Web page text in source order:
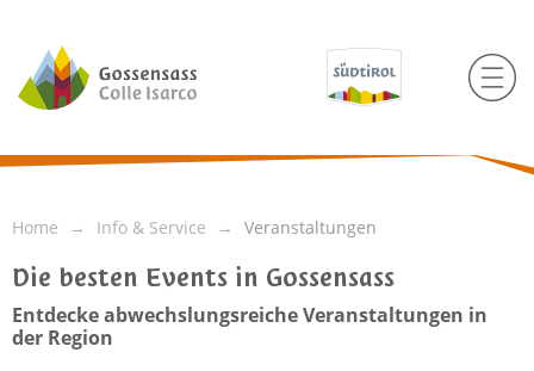
Home Info & Service Veranstaltungen
Die besten Events in Gossensass
Entdecke abwechslungsreiche Veranstaltungen in
der Region